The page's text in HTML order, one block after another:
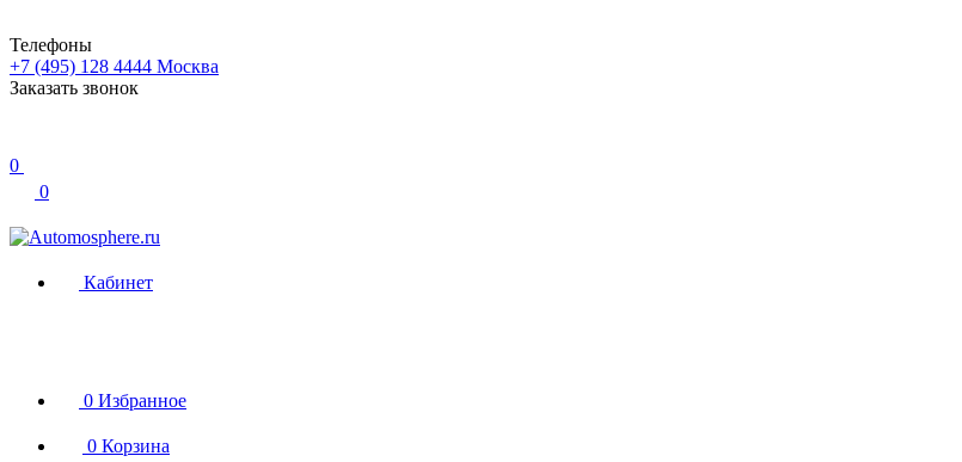
Телефоны
+7 (495) 128 4444 Москва
Заказать звонок
0
0
Кабинет
0 Избранное
0 Корзина